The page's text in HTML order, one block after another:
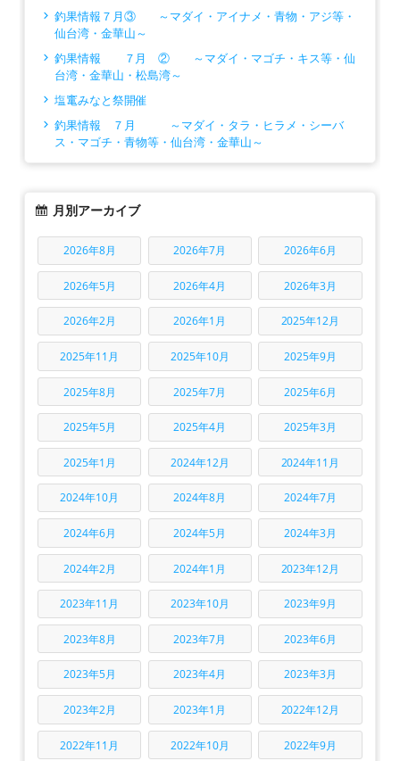
釣果情報７月③ ～マダイ・アイナメ・青物・アジ等・
仙台湾・金華山～
釣果情報 ７月 ② ～マダイ・マゴチ・キス等・仙
台湾・金華山・松島湾～
塩竃みなと祭開催
釣果情報 ７月 ～マダイ・タラ・ヒラメ・シーバ
ス・マゴチ・青物等・仙台湾・金華山～
月別アーカイブ
2026年8月 2026年7月 2026年6月
2026年5月 2026年4月 2026年3月
2026年2月 2026年1月 2025年12月
2025年11月 2025年10月 2025年9月
2025年8月 2025年7月 2025年6月
2025年5月 2025年4月 2025年3月
2025年1月 2024年12月 2024年11月
2024年10月 2024年8月 2024年7月
2024年6月 2024年5月 2024年3月
2024年2月 2024年1月 2023年12月
2023年11月 2023年10月 2023年9月
2023年8月 2023年7月 2023年6月
2023年5月 2023年4月 2023年3月
2023年2月 2023年1月 2022年12月
2022年11月 2022年10月 2022年9月